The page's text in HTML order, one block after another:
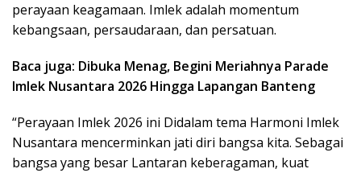
perayaan keagamaan. Imlek adalah momentum
kebangsaan, persaudaraan, dan persatuan.
Baca juga: Dibuka Menag, Begini Meriahnya Parade
Imlek Nusantara 2026 Hingga Lapangan Banteng
“Perayaan Imlek 2026 ini Didalam tema Harmoni Imlek
Nusantara mencerminkan jati diri bangsa kita. Sebagai
bangsa yang besar Lantaran keberagaman, kuat